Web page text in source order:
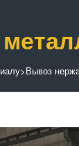
>Вывоз